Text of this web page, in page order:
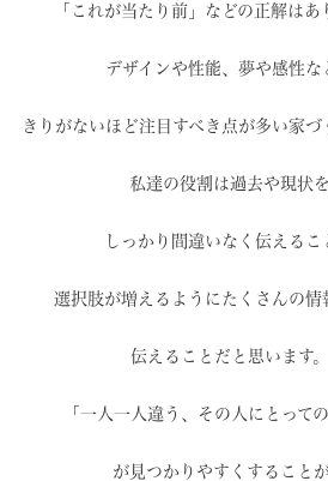
「これが当たり前」などの正解はあ
デザインや性能、夢や感性な
きりがないほど注目すべき点が多い家づ
私達の役割は過去や現状を
しっかり間違いなく伝えるこ
選択肢が増えるように たくさんの情
伝えることだと思います。
「一人一人違う、その人にとっての
が見つかりやすくすることが